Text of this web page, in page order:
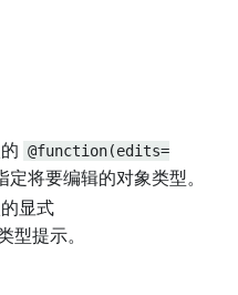
@function(edits=
定将要编辑的对象类型。
显式
型提示。